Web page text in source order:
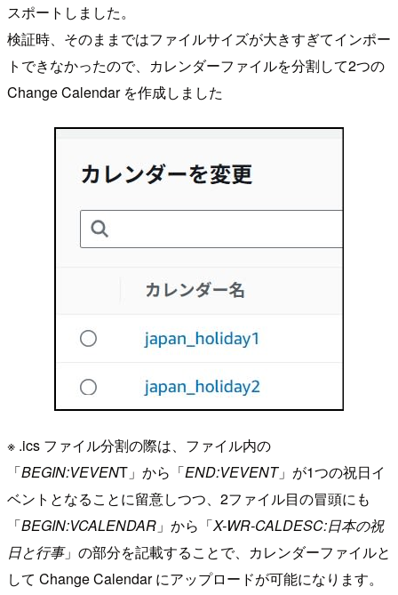
スポートしました。
検証時、そのままではファイルサイズが大きすぎてインポー
トできなかったので、カレンダーファイルを分割して2つの
Change Calendar を作成しました
※ .ics ファイル分割の際は、ファイル内の
「BEGIN:VEVENT」から「END:VEVENT」が1つの祝日イ
ベントとなることに留意しつつ、2ファイル目の冒頭にも
「BEGIN:VCALENDAR 」から「X-WR-CALDESC:日本の祝
日と行事」の部分を記載することで、カレンダーファイルと
して Change Calendar にアップロードが可能になります。